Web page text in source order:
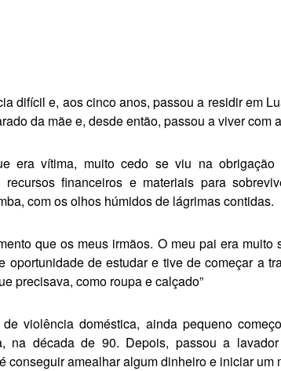
difícil e, aos cinco anos, passou a residir em
da mãe e, desde então, passou a viver com
era vítima, muito cedo se viu na
fi­nanceiros e materiais para
com os olhos hú­midos de lágrimas contidas.
que os meus ir­mãos. O meu pai era
oportunidade de estudar e tive de começar a
preci­sava, como roupa e calçado”
violência doméstica, ainda pequeno
na década de 90. Depois, passou a
conseguir amealhar algum dinheiro e iniciar um